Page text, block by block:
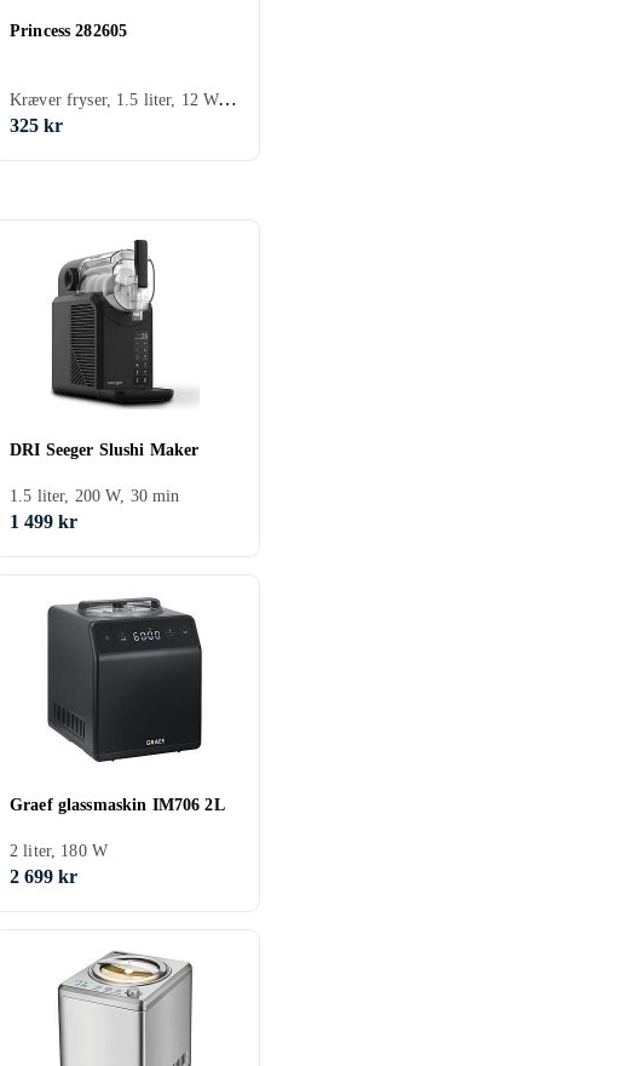
Princess 282605
Kræver fryser, 1.5 liter, 12 W, 20 min
325 kr
DRI Seeger Slushi Maker
1.5 liter, 200 W, 30 min
1 499 kr
Graef glassmaskin IM706 2L
2 liter, 180 W
2 699 kr